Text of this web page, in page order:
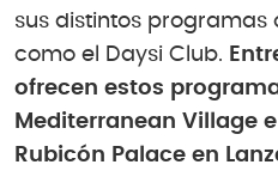
sus distintos programas
como el Daysi Club.
ofrecen estos
Mediterranean Village
Rubicón Palace en